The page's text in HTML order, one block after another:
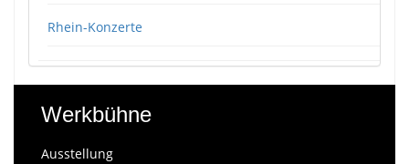
Rhein-Konzerte
Werkbühne
Ausstellung